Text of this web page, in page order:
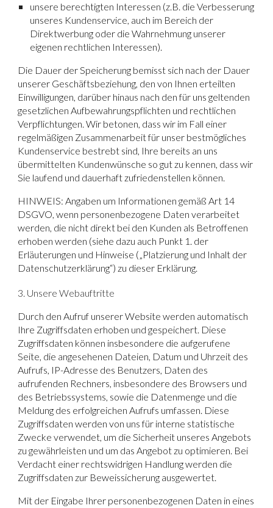
unsere berechtigten Interessen (z.B. die Verbesserung
unseres Kundenservice, auch im Bereich der
Direktwerbung oder die Wahrnehmung unserer
eigenen rechtlichen Interessen).
Die Dauer der Speicherung bemisst sich nach der Dauer
unserer Geschäftsbeziehung, den von Ihnen erteilten
Einwilligungen, darüber hinaus nach den für uns geltenden
gesetzlichen Aufbewahrungspflichten und rechtlichen
Verpflichtungen. Wir betonen, dass wir im Fall einer
regelmäßigen Zusammenarbeit für unser bestmögliches
Kundenservice bestrebt sind, Ihre bereits an uns
übermittelten Kundenwünsche so gut zu kennen, dass wir
Sie laufend und dauerhaft zufriedenstellen können.
HINWEIS: Angaben um Informationen gemäß Art 14
DSGVO, wenn personenbezogene Daten verarbeitet
werden, die nicht direkt bei den Kunden als Betroffenen
erhoben werden (siehe dazu auch Punkt 1. der
Erläuterungen und Hinweise („Platzierung und Inhalt der
Datenschutzerklärung“) zu dieser Erklärung.
3. Unsere Webauftritte
Durch den Aufruf unserer Website werden automatisch
Ihre Zugriffsdaten erhoben und gespeichert. Diese
Zugriffsdaten können insbesondere die aufgerufene
Seite, die angesehenen Dateien, Datum und Uhrzeit des
Aufrufs, IP-Adresse des Benutzers, Daten des
aufrufenden Rechners, insbesondere des Browsers und
des Betriebssystems, sowie die Datenmenge und die
Meldung des erfolgreichen Aufrufs umfassen. Diese
Zugriffsdaten werden von uns für interne statistische
Zwecke verwendet, um die Sicherheit unseres Angebots
zu gewährleisten und um das Angebot zu optimieren. Bei
Verdacht einer rechtswidrigen Handlung werden die
Zugriffsdaten zur Beweissicherung ausgewertet.
Mit der Eingabe Ihrer personenbezogenen Daten in eines